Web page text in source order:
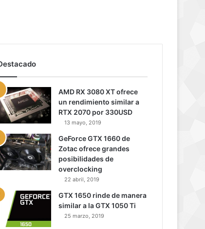
AMD RX 3080 XT ofrece
un rendimiento similar a
RTX 2070 por 330USD
13 mayo, 2019
GeForce GTX 1660 de
Zotac ofrece grandes
posibilidades de
overclocking
22 abril, 2019
GTX 1650 rinde de manera
similar a la GTX 1050 Ti
25 marzo, 2019